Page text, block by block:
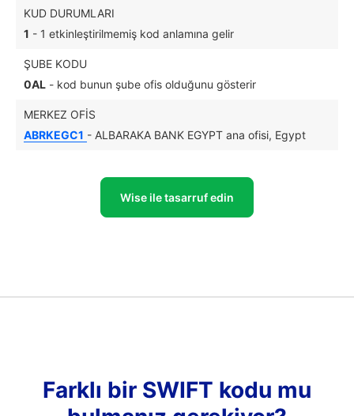
KUD DURUMLARI
1 - 1 etkinleştirilmemiş kod anlamına gelir
ŞUBE KODU
0AL - kod bunun şube ofis olduğunu gösterir
MERKEZ OFIS
ABRKEGC1 - ALBARAKA BANK EGYPT ana ofisi, Egypt
Wise ile tasarruf edin
Farklı bir SWIFT kodu mu